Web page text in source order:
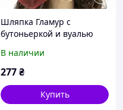
Шляпка Гламур с
бутоньеркой и вуалью
В наличии
277₴
Купить